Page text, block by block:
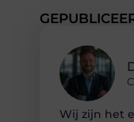
Wij zijn het